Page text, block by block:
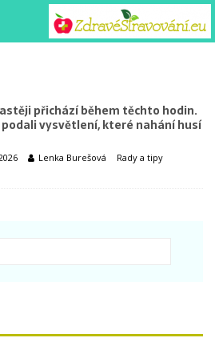
přichází během těchto hodin.
vysvětlení, které nahání husí
Lenka Burešová Rady a tipy